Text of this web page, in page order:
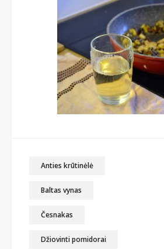
Anties krūtinėlė
Baltas vynas
Česnakas
Džiovinti pomidorai